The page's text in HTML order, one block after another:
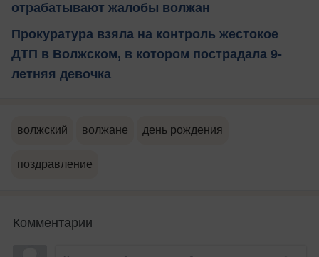
отрабатывают жалобы волжан
Прокуратура взяла на контроль жестокое
ДТП в Волжском, в котором пострадала 9-
летняя девочка
волжский волжане день рождения
поздравление
Комментарии